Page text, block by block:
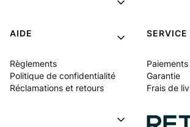
AIDE
Règlements
Politique de confidentialité
Réclamations et retours
Paiements
Garantie
Frais de